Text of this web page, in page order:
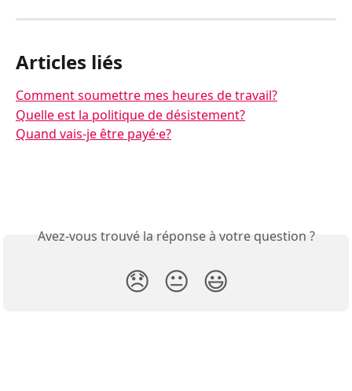
Articles liés
Comment soumettre mes heures de travail?
Quelle est la politique de désistement?
Quand vais-je être payé·e?
Avez-vous trouvé la réponse à votre question ?
😞 😐 😃